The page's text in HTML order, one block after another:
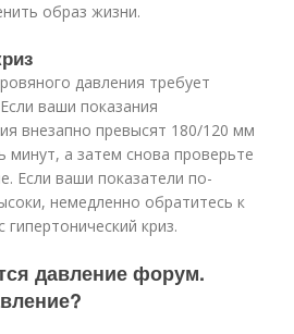
образ жизни.
давления требует
ваши показания
внезапно превысят 180/120 мм
минут, а затем снова проверьте
Если ваши показатели по-
немедленно обратитесь к
криз.
давление форум.